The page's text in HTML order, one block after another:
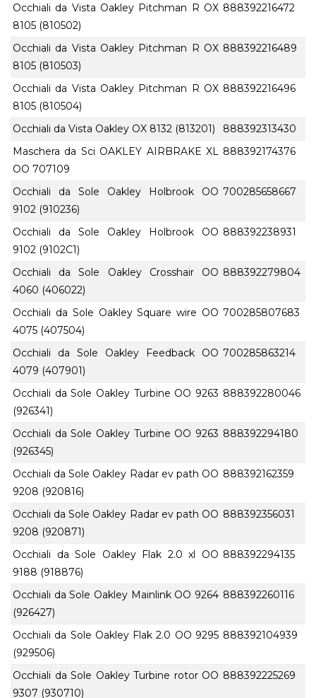
Occhiali da Vista Oakley Pitchman R OX
8105 (810502)
888392216472
Occhiali da Vista Oakley Pitchman R OX
8105 (810503)
888392216489
Occhiali da Vista Oakley Pitchman R OX
8105 (810504)
888392216496
Occhiali da Vista Oakley OX 8132 (813201)
888392313430
Maschera da Sci OAKLEY AIRBRAKE XL
OO 707109
888392174376
Occhiali da Sole Oakley Holbrook OO
9102 (910236)
700285658667
Occhiali da Sole Oakley Holbrook OO
9102 (9102C1)
888392238931
Occhiali da Sole Oakley Crosshair OO
4060 (406022)
888392279804
Occhiali da Sole Oakley Square wire OO
4075 (407504)
700285807683
Occhiali da Sole Oakley Feedback OO
4079 (407901)
700285863214
Occhiali da Sole Oakley Turbine OO 9263
(926341)
888392280046
Occhiali da Sole Oakley Turbine OO 9263
(926345)
888392294180
Occhiali da Sole Oakley Radar ev path OO
9208 (920816)
888392162359
Occhiali da Sole Oakley Radar ev path OO
9208 (920871)
888392356031
Occhiali da Sole Oakley Flak 2.0 xl OO
9188 (918876)
888392294135
Occhiali da Sole Oakley Mainlink OO 9264
(926427)
888392260116
Occhiali da Sole Oakley Flak 2.0 OO 9295
(929506)
888392104939
Occhiali da Sole Oakley Turbine rotor OO
9307 (930710)
888392225269